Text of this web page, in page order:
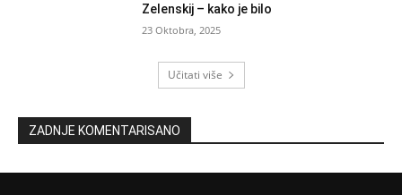
Zelenskij – kako je bilo
23 Oktobra, 2025
Učitati više
ZADNJE KOMENTARISANO